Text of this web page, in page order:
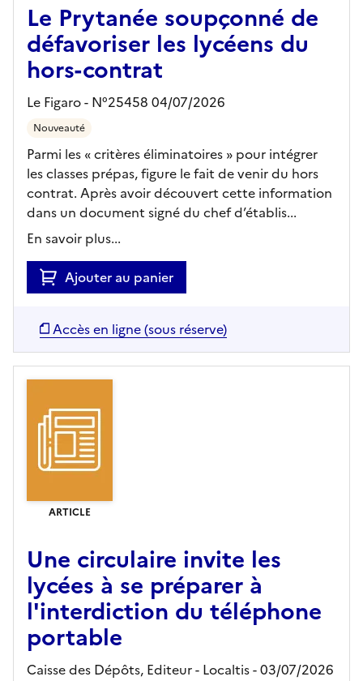
Le Prytanée soupçonné de
défavoriser les lycéens du
hors-contrat
Le Figaro - N°25458 04/07/2026
Nouveauté
Parmi les « critères éliminatoires » pour intégrer
les classes prépas, figure le fait de venir du hors
contrat. Après avoir découvert cette information
dans un document signé du chef d’établis...
En savoir plus...
Ajouter au panier
Accès en ligne (sous réserve)
ARTICLE
Une circulaire invite les
lycées à se préparer à
l'interdiction du téléphone
portable
Caisse des Dépôts, Editeur- Localtis- 03/07/2026